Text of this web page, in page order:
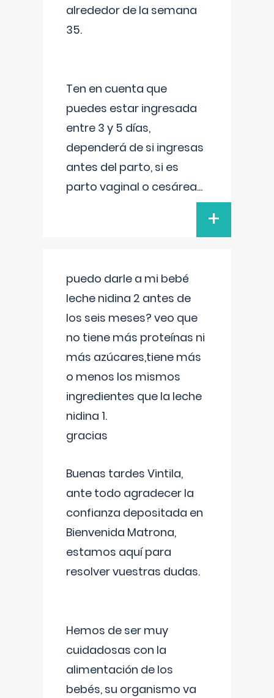
alrededor de la semana
35.
Ten en cuenta que
puedes estar ingresada
entre 3 y 5 días,
dependerá de si ingresas
antes del parto, si es
parto vaginal o cesárea...
+
puedo darle a mi bebé
leche nidina 2 antes de
los seis meses? veo que
no tiene más proteínas ni
más azúcares,tiene más
o menos los mismos
ingredientes que la leche
nidina 1.
gracias
Buenas tardes Vintila,
ante todo agradecer la
confianza depositada en
Bienvenida Matrona,
estamos aquí para
resolver vuestras dudas.
Hemos de ser muy
cuidadosas con la
alimentación de los
bebés, su organismo va